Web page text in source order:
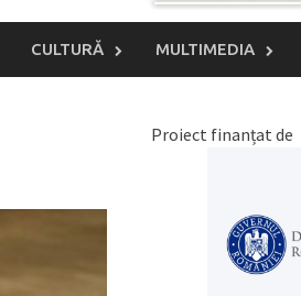
CULTURĂ MULTIMEDIA
Proiect finanțat de